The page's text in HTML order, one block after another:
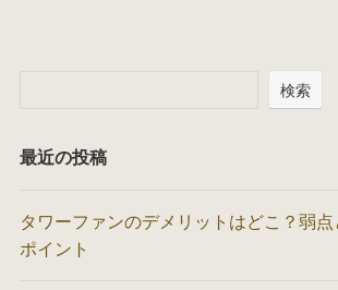
検索
最近の投稿
タワーファンのデメリットはどこ？弱
ポイント